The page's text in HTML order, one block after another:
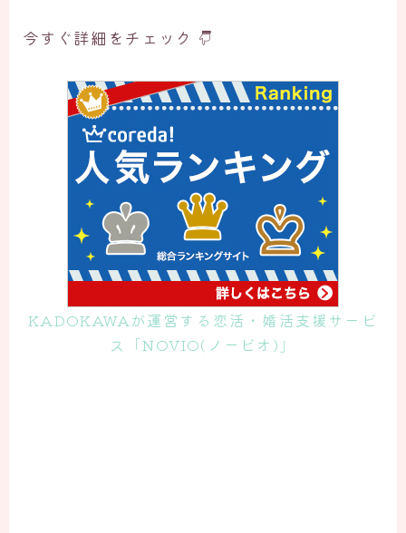
今すぐ詳細をチェック
KADOKAWAが運営する恋活・婚活支援サービ
ス「NOVIO(ノービオ)」